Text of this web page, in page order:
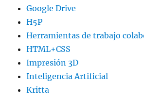
Google Drive
H5P
Herramientas de trabajo
HTML+CSS
Impresión 3D
Inteligencia Artificial
Kritta